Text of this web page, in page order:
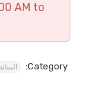
AM to
Category: